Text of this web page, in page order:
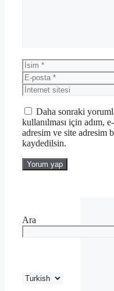
İsim
E-
posta
İnternet
sitesi
Daha sonraki
kullanılması için adım,
adresim ve site adresim
kaydedilsin.
Ara